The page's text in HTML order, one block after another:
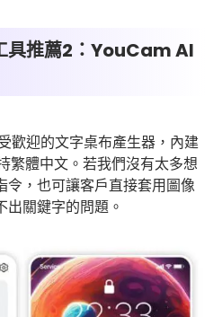
具推薦2：YouCam AI
歡迎的文字桌布產生器，內建
繁體中文。若我們沒有太多想
令，也可讓客戶直接套用圖像
關鍵字的問題。